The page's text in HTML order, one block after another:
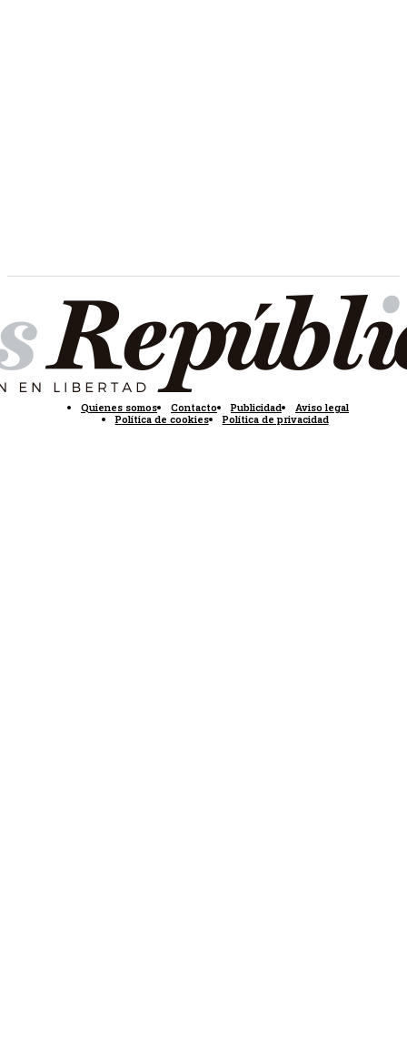
Quienes somos Contacto Publicidad
Aviso legal
Política de cookies
Política de privacidad